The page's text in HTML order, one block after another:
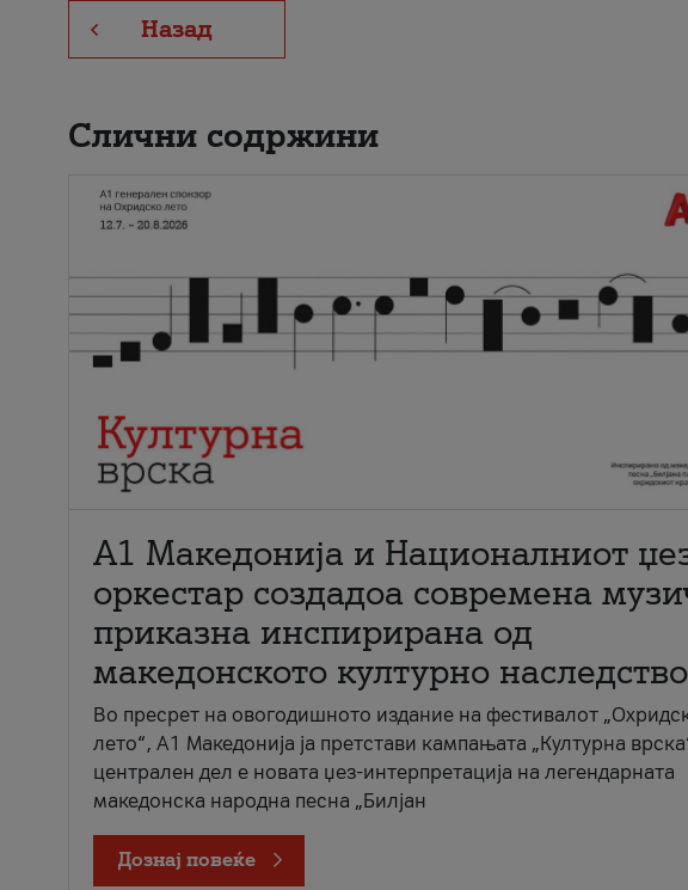
Назад
Слични содржини
А1 Македонија и Националниот
оркестар создадоа современа
приказна инспирирана од
македонското културно наследство
Во пресрет на овогодишното издание на фестивалот
лето“, А1 Македонија ја претстави кампањата „Културна
централен дел е новата џез-интерпретација на легендарната
македонска народна песна „Билјан
Дознај повеќе